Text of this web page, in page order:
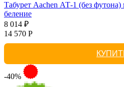
Табурет Aachen АТ-1 (без футона)
беление
8 014 ₽
14 570 Р
-40%